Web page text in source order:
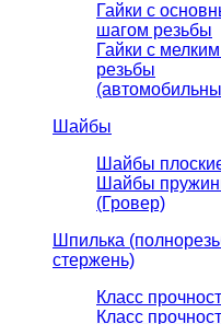
Гайки с
шагом резьбы
Гайки с
резьбы
Шайбы
Шайбы
Шайбы
(Гровер)
Шпилька
стержень)
Класс
Класс